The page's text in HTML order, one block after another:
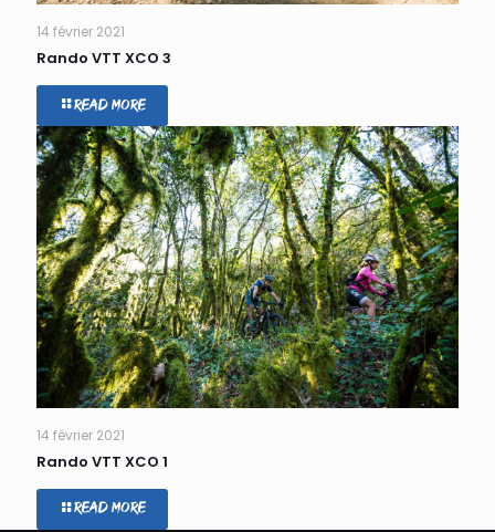
14 février 2021
Rando VTT XCO 3
Read more
14 février 2021
Rando VTT XCO 1
Read more